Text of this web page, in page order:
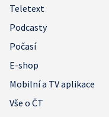
Teletext
Podcasty
Počasí
E-shop
Mobilní a TV aplikace
Vše o ČT